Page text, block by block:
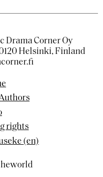
Drama Corner Oy
Helsinki, Finland
rights
(en)